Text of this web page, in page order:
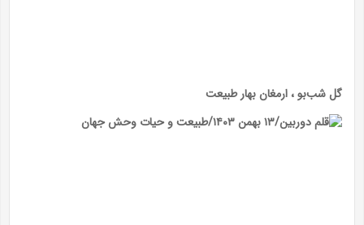
گل شب‌بو ، ارمغان بهار طبیعت